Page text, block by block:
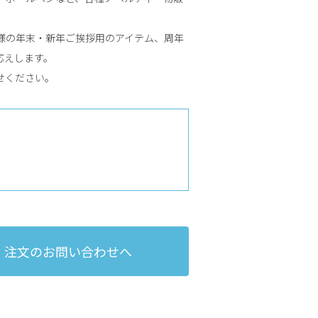
年末・新年ご挨拶用のアイテム、周年
します。
ださい。
注文のお問い合わせへ